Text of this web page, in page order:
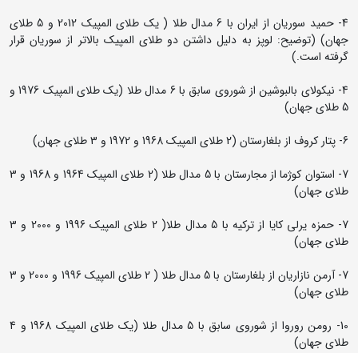
4- حمید سوریان از ایران با 6 مدال طلا ( یک طلای المپیک 2012 و 5 طلای
جهان) (توضیح: لوپز به دلیل داشتن دو طلای المپیک بالاتر از سوریان قرار
گرفته است.)
4- نیکولای بالبوشین از شوروی سابق با 6 مدال طلا (یک طلای المپیک 1976 و
5 طلای جهان)
6- پتار کروف از بلغارستان (2 طلای المپیک 1968 و 1972 و 3 طلای جهان)
7- استوان کوژما از مجارستان با 5 مدال طلا (2 طلای المپیک 1964 و 1968 و 3
طلای جهان)
7- حمزه یرلی کایا از ترکیه با 5 مدال طلا( 2 طلای المپیک 1996 و 2000 و 3
طلای جهان)
7- آرمن نازاریان از بلغارستان با 5 مدال طلا ( 2 طلای المپیک 1996 و 2000 و 3
طلای جهان)
10- رومن روروا از شوروی سابق با 5 مدال طلا (یک طلای المپیک 1968 و 4
طلای جهان)